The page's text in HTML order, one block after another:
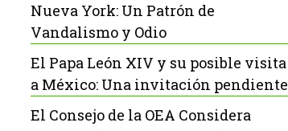
Nueva York: Un Patrón de
Vandalismo y Odio
El Papa León XIV y su posible visita
a México: Una invitación pendiente
El Consejo de la OEA Considera